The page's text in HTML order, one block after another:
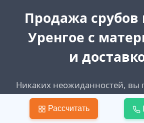
Продажа
Уренгое с
и
Никаких неожиданностей, вы
столько, сколько указано в
не поменяются в
Рассчитать